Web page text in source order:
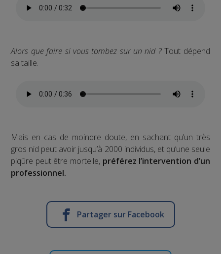
Alors que faire si vous tombez sur un nid ?Tout dépend
sa taille.
Mais en cas de moindre doute, en sachant qu’un très
gros nid peut avoir jusqu’à 2000 individus, et qu’une seule
piqûre peut être mortelle, préférez l’intervention d’un
professionnel.
Partager sur Facebook